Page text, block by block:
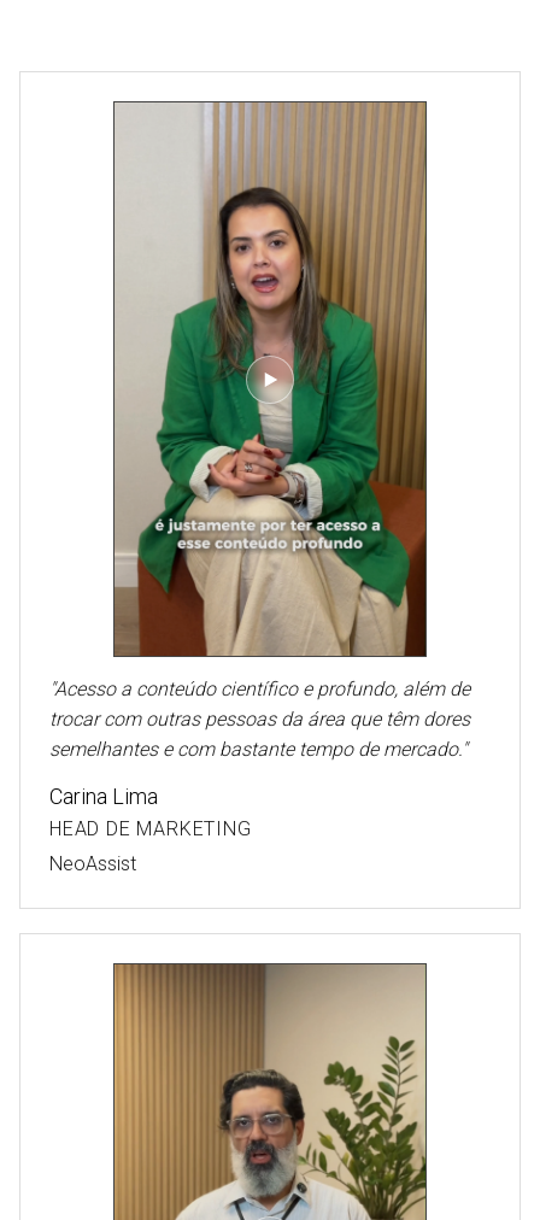
"Acesso a conteúdo científico e profundo, além de
trocar com outras pessoas da área que têm dores
semelhantes e com bastante tempo de mercado."
Carina Lima
HEAD DE MARKETING
NeoAssist